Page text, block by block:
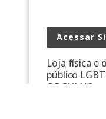
Acessar
Loja física e
público
ORGULHO